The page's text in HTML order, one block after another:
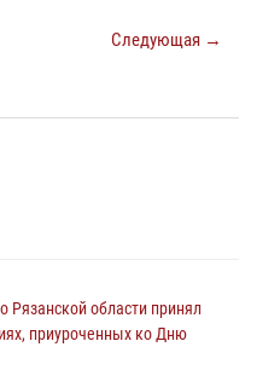
Следующая →
Рязанской области принял
приуроченных ко Дню